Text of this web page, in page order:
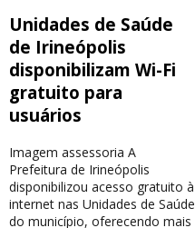
Unidades de Saúde
de Irineópolis
disponibilizam Wi-Fi
gratuito para
usuários
Imagem assessoria A
Prefeitura de Irineópolis
disponibilizou acesso gratuito à
internet nas Unidades de Saúde
do município, oferecendo mais